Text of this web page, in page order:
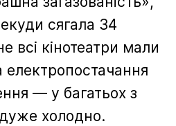
сягала 34
всі кінотеатри мали
електропостачання
— у багатьох з
холодно.